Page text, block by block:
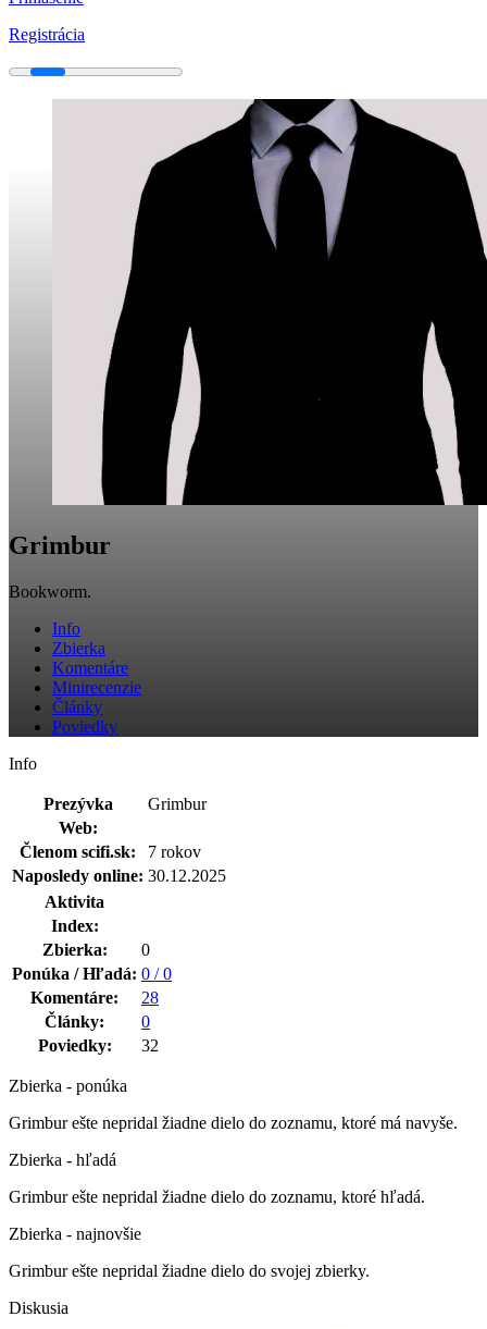
Registrácia
Grimbur
Bookworm.
Info
Zbierka
Komentáre
Minirecenzie
Články
Poviedky
Info
Prezývka
Grimbur
Web:
Členom scifi.sk:
7 rokov
Naposledy online: 30.12.2025
Aktivita
Index:
Zbierka:
0
Ponúka / Hľadá: 0 / 0
Komentáre:
28
Články:
0
Poviedky:
32
Zbierka - ponúka
Grimbur ešte nepridal žiadne dielo do zoznamu, ktoré má navyše.
Zbierka - hľadá
Grimbur ešte nepridal žiadne dielo do zoznamu, ktoré hľadá.
Zbierka - najnovšie
Grimbur ešte nepridal žiadne dielo do svojej zbierky.
Diskusia